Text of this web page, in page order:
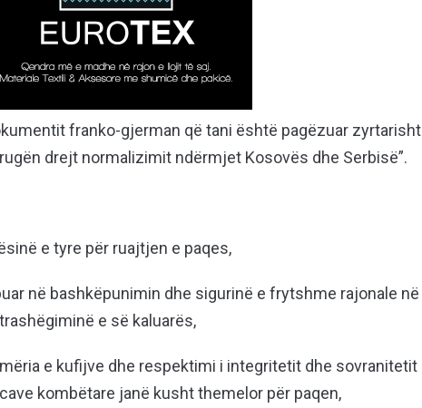
franko-gjerman që tani është pagëzuar zyrtarisht
drejt normalizimit ndërmjet Kosovës dhe Serbisë”.
e tyre për ruajtjen e paqes,
në bashkëpunimin dhe sigurinë e frytshme rajonale në
e së kaluarës,
e kufijve dhe respektimi i integritetit dhe sovranitetit
kombëtare janë kusht themelor për paqen,